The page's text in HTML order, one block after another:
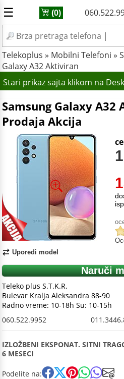
☰ (0)
Telekoplus » Mobilni Telefoni »
Galaxy A32 Aktiviran
prikaz sajta klikom na
Samsung Galaxy A32
Prodaja Akcija
Uporedi model
Naruči
Teleko plus S.T.K.R.
Bulevar Kralja Aleksandra 88-90
Radno vreme: 10-18h Su: 10-15h
060.522.9952
IZLOŽBENI EKSPONAT. SITNI
6 MESECI
Podelite na: